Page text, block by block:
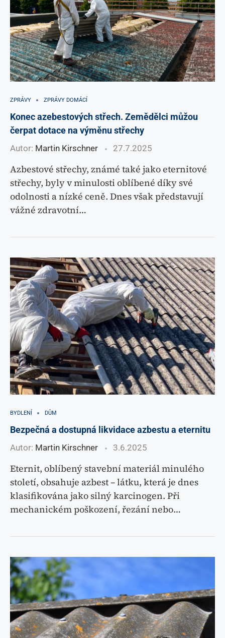
ZPRÁVY ZPRÁVY DOMÁCÍ
Konec azebestových střech. Zemědělci můžou
čerpat dotace na výměnu střechy
Autor: Martin Kirschner 27.7.2025
Azbestové střechy, známé také jako eternitové
střechy, byly v minulosti oblíbené díky své
odolnosti a nízké ceně. Dnes však představují
vážné zdravotní…
BYDLENÍ DŮM
Bezpečná a dostupná likvidace azbestu a eternitu
Autor: Martin Kirschner 3.6.2025
Eternit, oblíbený stavební materiál minulého
století, obsahuje azbest – látku, která je dnes
klasifikována jako silný karcinogen. Při
mechanickém poškození, řezání nebo…